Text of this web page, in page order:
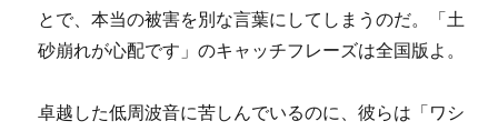
とで、本当の被害を別な言葉にしてしまうのだ。「土
砂崩れが心配です」のキャッチフレーズは全国版よ。
卓越した低周波音に苦しんでいるのに、彼らは「ワシ